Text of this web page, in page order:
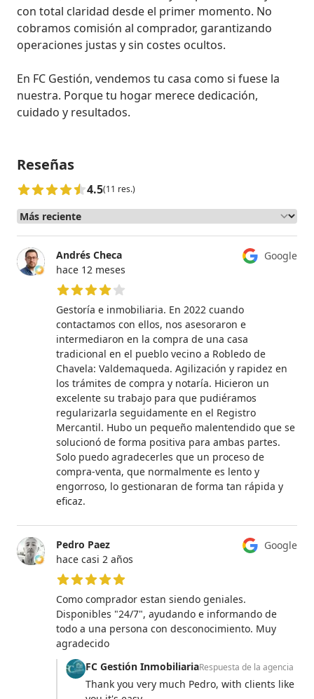
con total claridad desde el primer momento. No
cobramos comisión al comprador, garantizando
operaciones justas y sin costes ocultos.
En FC Gestión, vendemos tu casa como si fuese la
nuestra. Porque tu hogar merece dedicación,
cuidado y resultados.
Reseñas
4.5(11 res.)
Google
Andrés Checa
hace 12 meses
4 de 5 estrellas
Gestoría e inmobiliaria. En 2022 cuando
contactamos con ellos, nos asesoraron e
intermediaron en la compra de una casa
tradicional en el pueblo vecino a Robledo de
Chavela: Valdemaqueda. Agilización y rapidez en
los trámites de compra y notaría. Hicieron un
excelente su trabajo para que pudiéramos
regularizarla seguidamente en el Registro
Mercantil. Hubo un pequeño malentendido que se
solucionó de forma positiva para ambas partes.
Solo puedo agradecerles que un proceso de
compra-venta, que normalmente es lento y
engorroso, lo gestionaran de forma tan rápida y
eficaz.
Google
Pedro Paez
hace casi 2 años
5 de 5 estrellas
Como comprador estan siendo geniales.
Disponibles "24/7", ayudando e informando de
todo a una persona con desconocimiento. Muy
agradecido
FC Gestión InmobiliariaRespuesta de la agencia
Thank you very much Pedro, with clients like